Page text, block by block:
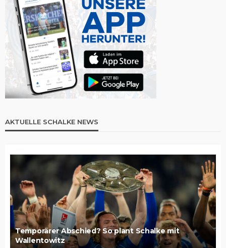
AKTUELLE SCHALKE NEWS
Temporärer Abschied? So plant Schalke mit
Wallentowitz